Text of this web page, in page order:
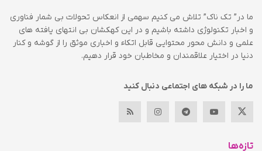
ما در” تک ناک” تلاش می کنیم سهمی از انعکاس تحولات بی شمار فناوری
و اخبار تکنولوژی داشته باشیم و در این کهکشان بی انتهای یافته های
علمی و دانش محور محتوایی قابل اتکاء و اخباری موثق را از گوشه و کنار
دنیا در اختیار علاقمندان و مخاطبان خود قرار دهیم.
ما را در شبکه های اجتماعی دنبال کنید
تازه‌ها